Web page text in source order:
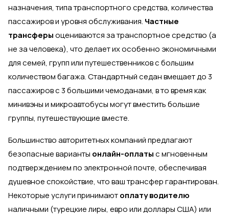
назначения, типа транспортного средства, количества
пассажиров и уровня обслуживания. Частные
трансферыоцениваются за транспортное средство (а
не за человека), что делает их особенно экономичными
для семей, групп или путешественников с большим
количеством багажа. Стандартный седан вмещает до 3
пассажиров с 3 большими чемоданами, в то время как
минивэны и микроавтобусы могут вместить большие
группы, путешествующие вместе.
Большинство авторитетных компаний предлагают
безопасные варианты онлайн-оплатыс мгновенным
подтверждением по электронной почте, обеспечивая
душевное спокойствие, что ваш трансфер гарантирован.
Некоторые услуги принимаютоплату водителю
наличными (турецкие лиры, евро или доллары США) или